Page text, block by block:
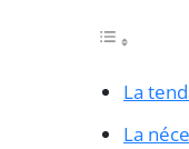
La
La